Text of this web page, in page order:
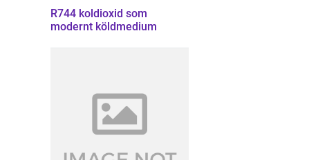
R744 koldioxid som
modernt köldmedium